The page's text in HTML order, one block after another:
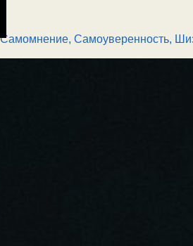
Самомнение, Самоуверенность,